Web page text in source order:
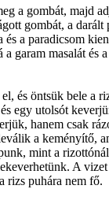
a gombát, majd
gombát, a darált
a paradicsom
garam masalát és
és öntsük bele a
egy utolsót
hanem csak
a keményítő,
mint a
A
rizs puhára nem fő.